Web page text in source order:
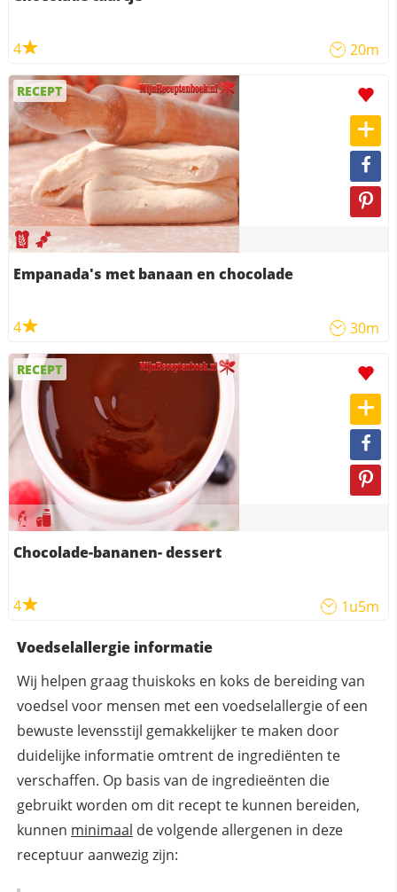
4 20m
RECEPT
Empanada's met banaan en chocolade
4 30m
RECEPT
Chocolade-bananen- dessert
4 1u5m
Voedselallergie informatie
Wij helpen graag thuiskoks en koks de bereiding van
voedsel voor mensen met een voedselallergie of een
bewuste levensstijl gemakkelijker te maken door
duidelijke informatie omtrent de ingrediënten te
verschaffen. Op basis van de ingredieënten die
gebruikt worden om dit recept te kunnen bereiden,
kunnen minimaal de volgende allergenen in deze
receptuur aanwezig zijn: